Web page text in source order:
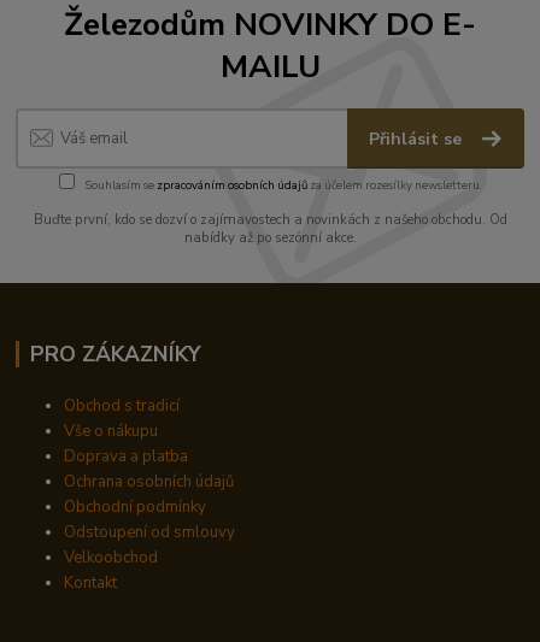
Železodům NOVINKY DO E-
MAILU
Přihlásit se
Souhlasím se zpracováním osobních údajůza účelem rozesílky newsletteru.
Buďte první, kdo se dozví o zajímavostech a novinkách z našeho obchodu. Od
nabídky až po sezónní akce.
PRO ZÁKAZNÍKY
Obchod s tradicí
Vše o nákupu
Doprava a platba
Ochrana osobních údajů
Obchodní podmínky
Odstoupení od smlouvy
Velkoobchod
Kontakt